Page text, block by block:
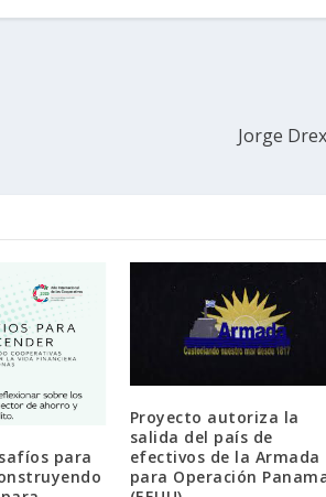
Jorge
para
Proyecto autoriza la
salida del país de
efectivos de la Armada
para Operación